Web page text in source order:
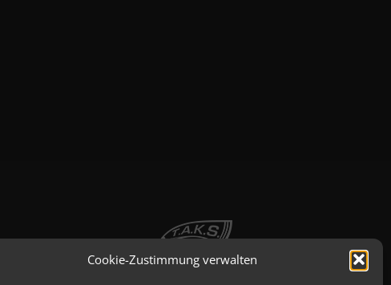
Cookie-Zustimmung verwalten